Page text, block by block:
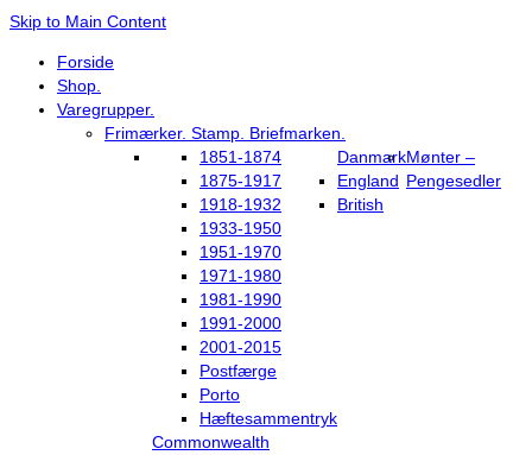
Skip to Main Content
Forside
Shop.
Varegrupper.
Frimærker. Stamp. Briefmarken.
Danmark
1851-1874
1875-1917
1918-1932
1933-1950
1951-1970
1971-1980
1981-1990
1991-2000
2001-2015
Postfærge
Porto
Hæftesammentryk
England
British
Commonwealth
Mønter –
Pengesedler